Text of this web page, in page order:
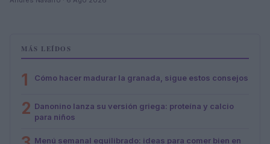
MÁS LEÍDOS
1 Cómo hacer madurar la granada, sigue estos consejos
2 Danonino lanza su versión griega: proteína y calcio
para niños
Menú semanal equilibrado: ideas para comer bien en